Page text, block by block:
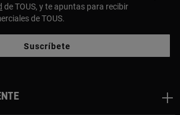
de TOUS, y te apuntas para recibir
de TOUS.
Suscríbete